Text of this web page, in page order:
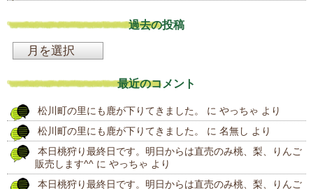
過去の投稿
投
稿
最近のコメント
松川町の里にも鹿が下りてきました。 に やっちゃ より
松川町の里にも鹿が下りてきました。
に 名無し より
本日桃狩り最終日です。明日からは直売のみ桃、梨、りんご
販売します^^ に やっちゃ より
本日桃狩り最終日です。明日からは直売のみ桃、梨、りんご